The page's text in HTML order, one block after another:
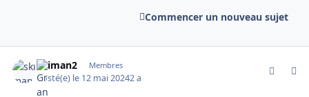
Commencer un nouveau sujet
skiman2 Membres
Posté(e) le 12 mai 20242 a